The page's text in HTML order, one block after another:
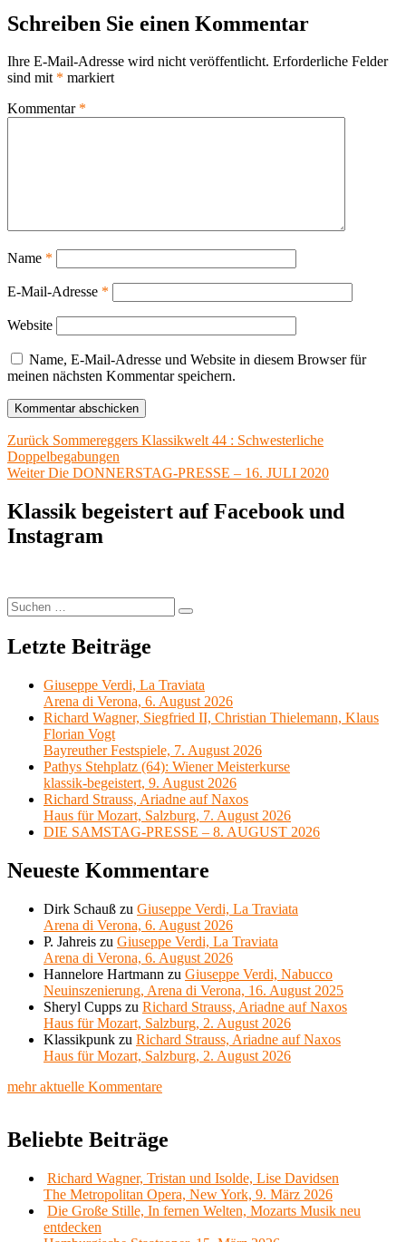
Schreiben Sie einen Kommentar
Ihre E-Mail-Adresse wird nicht veröffentlicht. Erforderliche Felder
sind mit * markiert
Kommentar *
Name *
E-Mail-Adresse *
Website
Name, E-Mail-Adresse und Website in diesem Browser für
meinen nächsten Kommentar speichern.
Beitragsnavigation
Zurück Vorheriger
Beitrag:
Sommereggers Klassikwelt 44 : Schwesterliche
Doppelbegabungen
Weiter Nächster
Die DONNERSTAG-PRESSE – 16. JULI 2020
Klassik begeistert auf Facebook und
Instagram
Suchen
nach:
Suchen
Letzte Beiträge
Giuseppe Verdi, La Traviata
Arena di Verona, 6. August 2026
Richard Wagner, Siegfried II, Christian Thielemann, Klaus
Florian Vogt
Bayreuther Festspiele, 7. August 2026
Pathys Stehplatz (64): Wiener Meisterkurse
klassik-begeistert, 9. August 2026
Richard Strauss, Ariadne auf Naxos
Haus für Mozart, Salzburg, 7. August 2026
DIE SAMSTAG-PRESSE – 8. AUGUST 2026
Neueste Kommentare
Dirk Schauß zu Giuseppe Verdi, La Traviata
Arena di Verona, 6. August 2026
P. Jahreis zu Giuseppe Verdi, La Traviata
Arena di Verona, 6. August 2026
Hannelore Hartmann zu Giuseppe Verdi, Nabucco
Neuinszenierung, Arena di Verona, 16. August 2025
Sheryl Cupps zu Richard Strauss, Ariadne auf Naxos
Haus für Mozart, Salzburg, 2. August 2026
Klassikpunk zu Richard Strauss, Ariadne auf Naxos
Haus für Mozart, Salzburg, 2. August 2026
mehr aktuelle Kommentare
Beliebte Beiträge
Richard Wagner, Tristan und Isolde, Lise Davidsen
The Metropolitan Opera, New York, 9. März 2026
Die Große Stille, In fernen Welten, Mozarts Musik neu
entdecken